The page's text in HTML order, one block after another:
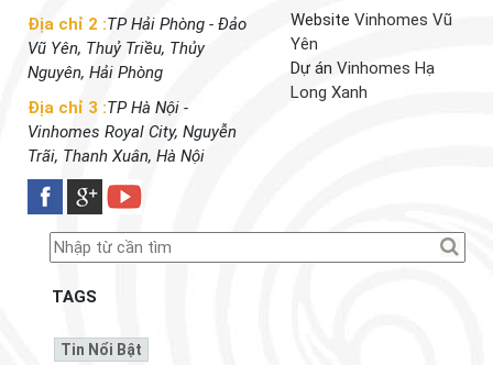
Địa chỉ 2 :TP Hải Phòng - Đảo
Vũ Yên, Thuỷ Triều, Thủy
Nguyên, Hải Phòng
Địa chỉ 3 :TP Hà Nội -
Vinhomes Royal City, Nguyễn
Trãi, Thanh Xuân, Hà Nội
Website Vinhomes Vũ
Yên
Dự án Vinhomes Hạ
Long Xanh
TAGS
Tin Nổi Bật